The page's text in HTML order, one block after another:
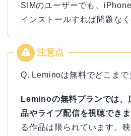
SIMのユーザーでも、
インストールすれば問題なく
Q. Leminoは無料でどこまで
Leminoの無料プランでは、
品やライブ配信を視聴でき
る作品は限られています。